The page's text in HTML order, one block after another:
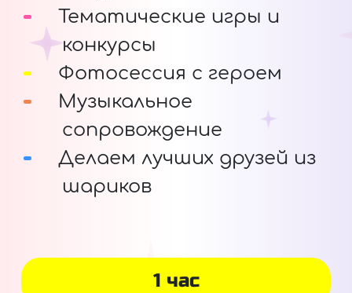
Тематические игры и
конкурсы
Фотосессия с героем
Музыкальное
сопровождение
Делаем лучших друзей из
шариков
1 час